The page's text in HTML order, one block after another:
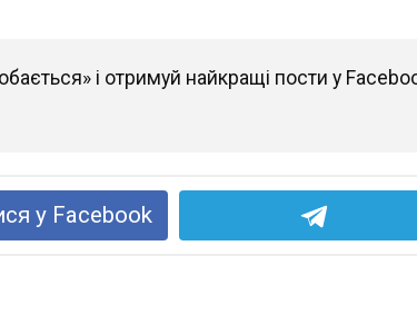
і отримуй найкращі пости у
у Facebook